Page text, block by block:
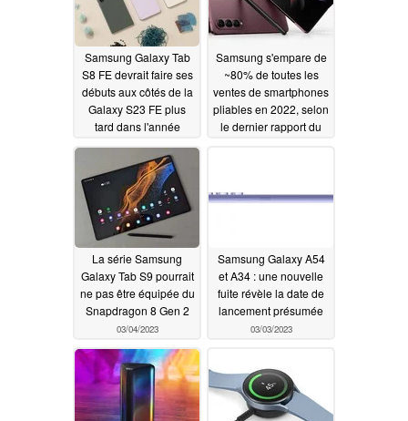
Samsung Galaxy Tab
S8 FE devrait faire ses
débuts aux côtés de la
Galaxy S23 FE plus
tard dans l'année
03/06/2023
Samsung s'empare de
~80% de toutes les
ventes de smartphones
pliables en 2022, selon
le dernier rapport du
La série Samsung
Galaxy Tab S9 pourrait
ne pas être équipée du
Snapdragon 8 Gen 2
03/04/2023
Samsung Galaxy A54
et A34 : une nouvelle
fuite révèle la date de
lancement présumée
03/03/2023